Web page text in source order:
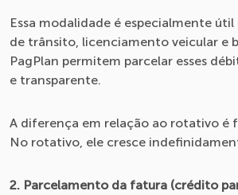
Essa modalidade é especialmente
de trânsito, licenciamento veicular e
PagPlan permitem parcelar esses
e transparente.
A diferença em relação ao rotativo é
No rotativo, ele cresce
2. Parcelamento da fatura (crédito